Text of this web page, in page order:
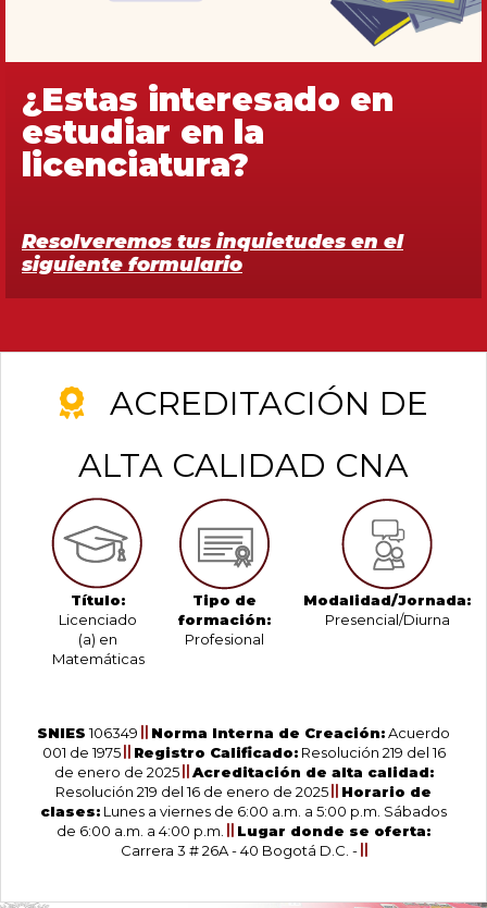
¿Estas interesado en
estudiar en la
licenciatura?
Resolveremos tus inquietudes en el
siguiente formulario
ACREDITACIÓN DE
ALTA CALIDAD CNA
Título:
Licenciado
(a) en
Matemáticas
Tipo de
formación:
Profesional
Modalidad/Jornada:
Presencial/Diurna
SNIES106349 Norma Interna de Creación:Acuerdo
001 de 1975
Registro Calificado: Resolución 219 del 16
de enero de 2025
Acreditación de alta calidad:
Resolución 219 del 16 de enero de 2025
Horario de
clases: Lunes a viernes de 6:00 a.m. a 5:00 p.m. Sábados
de 6:00 a.m. a 4:00 p.m.
Lugar donde se oferta:
Carrera 3 # 26A - 40 Bogotá D.C. -